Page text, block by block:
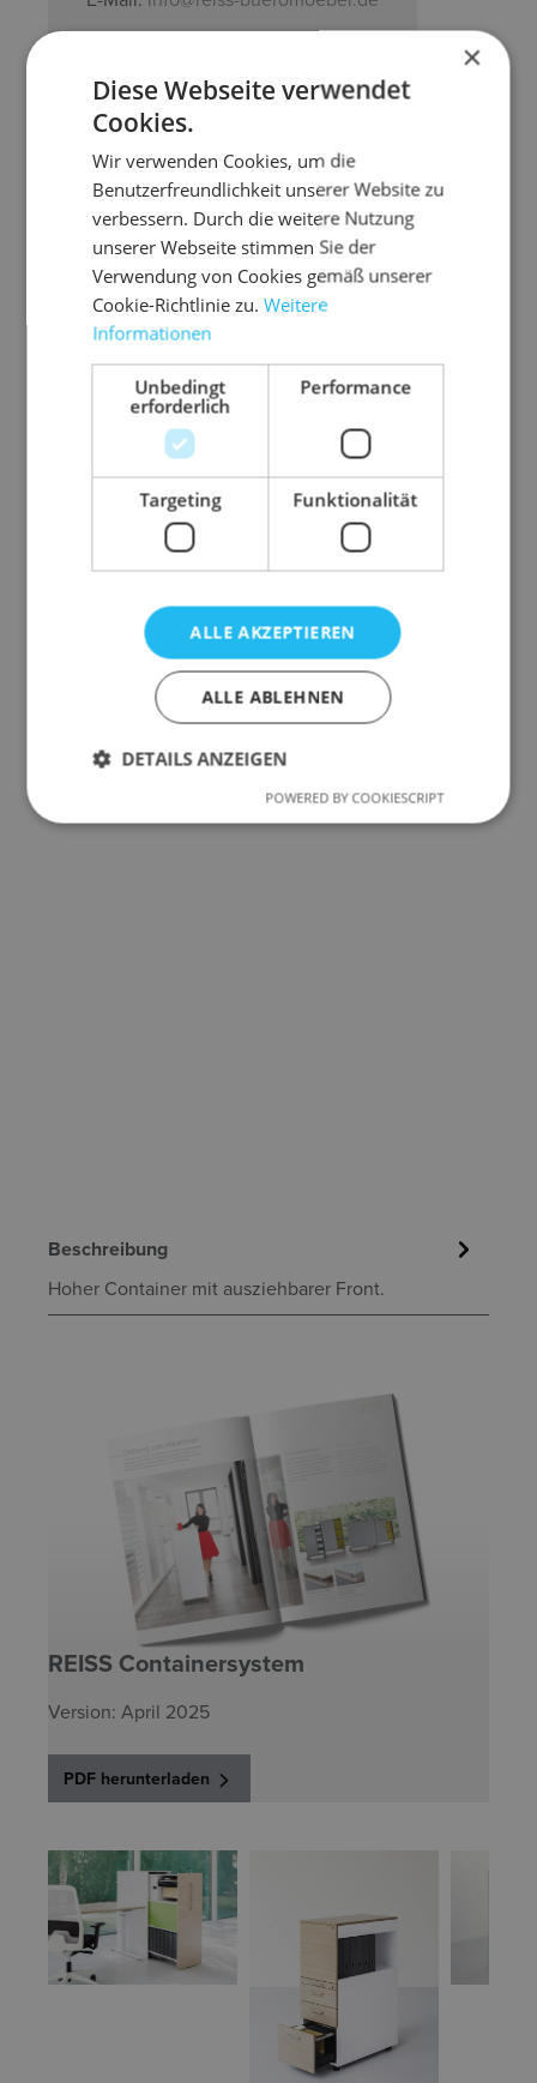
Beschreibung
Hoher Container mit ausziehbarer Front.
REISS Containersystem
Version: April 2025
PDF herunterladen
×
Diese Webseite verwendet
Cookies.
Wir verwenden Cookies, um die
Benutzerfreundlichkeit unserer Website zu
verbessern. Durch die weitere Nutzung
unserer Webseite stimmen Sie der
Verwendung von Cookies gemäß unserer
Cookie-Richtlinie zu.Weitere
Informationen
Unbedingt
erforderlich
Performance
Targeting Funktionalität
ALLE AKZEPTIEREN
ALLE ABLEHNEN
DETAILS ANZEIGEN
POWERED BY COOKIESCRIPT